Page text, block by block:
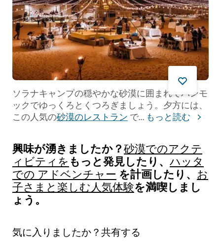
ソラナキャンプの穏やかな砂漠に囲まれてハンモ
ックでゆっくろとくつろぎましょう。夕方には、
この人気の砂漠のレストランで... もっと読む
興味が湧きましたか？砂漠でのアクテ
ィビティをもっと発見したり、 ハッタ
での アドベンチャー を計画したり、 お
子さまと楽しむ人気体験を満喫しまし
ょう。
気に入りましたか？共有する